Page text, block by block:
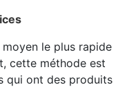
le plus rapide
cette méthode est
qui ont des produits